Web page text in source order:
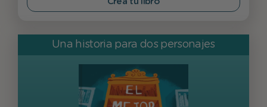
Una historia para dos personajes